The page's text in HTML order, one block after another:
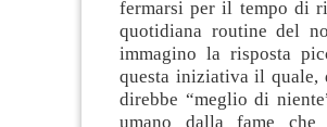
fermarsi per il tempo di
quotidiana routine del
immagino la risposta
questa iniziativa il quale,
direbbe “meglio di
umano dalla fame